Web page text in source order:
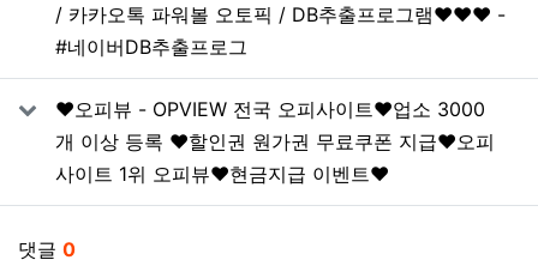
/ 카카오톡 파워볼 오토픽 / DB추출프로그램❤️❤️❤️ -
#네이버DB추출프로그
❤️오피뷰 - OPVIEW 전국 오피사이트❤️업소 3000
개 이상 등록 ❤️할인권 원가권 무료쿠폰 지급❤️오피
사이트 1위 오피뷰❤️현금지급 이벤트❤️
댓글 0